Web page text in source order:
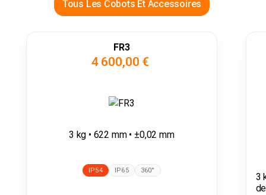
Tous Les Cobots Et Accessoires
FR3
4 600,00 €
3 kg • 622 mm • ±0,02 mm
IP54 IP65 360°
3